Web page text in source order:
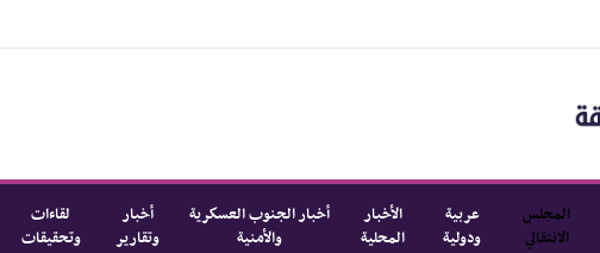
المجلس
الانتقالي
عربية
ودولية
الأخبار
المحلية
أخبار الجنوب العسكرية
والأمنية
أخبار
وتقارير
لقاءات
وتحقيقات